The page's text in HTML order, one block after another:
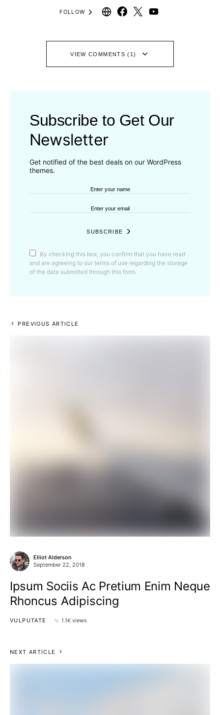
FOLLOW
VIEW COMMENTS (1)
Subscribe to Get Our
Newsletter
Get notified of the best deals on our WordPress
themes.
SUBSCRIBE
By checking this box, you confirm that you have read
and are agreeing to our terms of use regarding the storage
of the data submitted through this form.
PREVIOUS ARTICLE
Elliot Alderson
September 22, 2018
Ipsum Sociis Ac Pretium Enim Neque
Rhoncus Adipiscing
VULPUTATE 1.1K views
NEXT ARTICLE